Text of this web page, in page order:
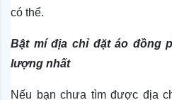
có thể.
Bật mí địa chỉ đặt áo đồng
lượng nhất
Nếu bạn chưa tìm được địa